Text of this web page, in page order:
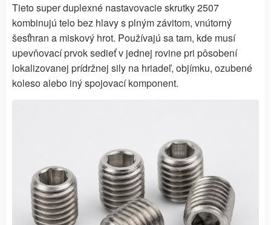
Tieto super duplexné nastavovacie skrutky 2507
kombinujú telo bez hlavy s plným závitom, vnútorný
šesťhran a miskový hrot. Používajú sa tam, kde musí
upevňovací prvok sedieť v jednej rovine pri pôsobení
lokalizovanej prídržnej sily na hriadeľ, objímku, ozubené
koleso alebo iný spojovací komponent.